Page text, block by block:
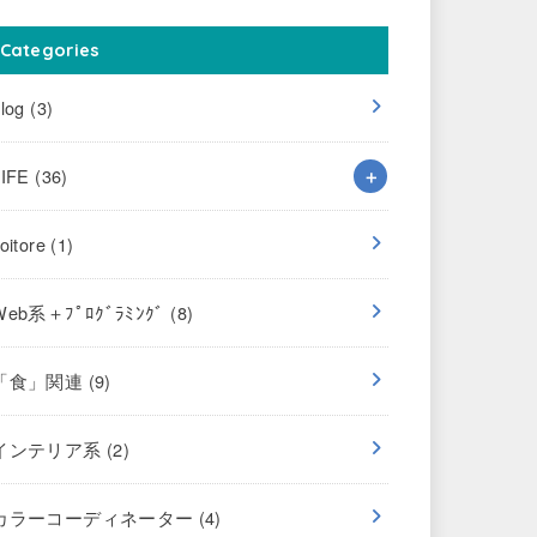
Categories
(3)
(36)
(1)
系＋ﾌﾟﾛｸﾞﾗﾐﾝｸﾞ (8)
食」関連 (9)
ンテリア系 (2)
ラーコーディネーター (4)